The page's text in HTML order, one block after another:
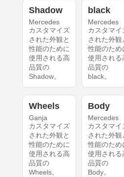
Shadow
Mercedes
カスタマイズ
された外観と
性能のために
使用される高
品質の
Shadow。
black
Mercedes
カスタマイ
された外観
性能のため
使用される
品質の
black。
Wheels
Ganja
カスタマイズ
された外観と
性能のために
使用される高
品質の
Wheels。
Body
Mercedes
カスタマイ
された外観
性能のため
使用される
品質の
Body。